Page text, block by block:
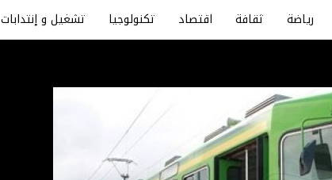
رياضة ثقافة اقتصاد تكنولوجيا تشغيل و إنتدابات